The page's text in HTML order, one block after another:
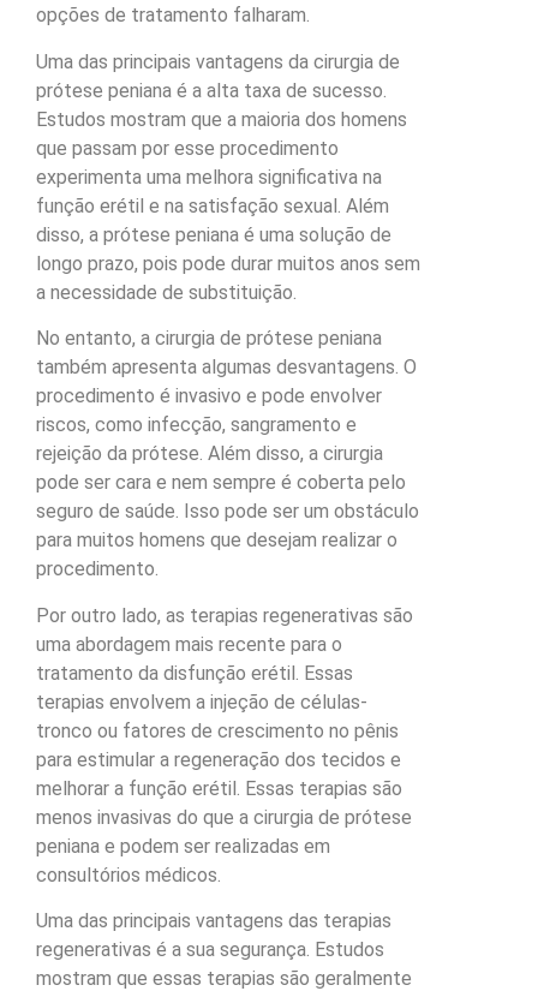
opções de tratamento falharam.
Uma das principais vantagens da cirurgia de
prótese peniana é a alta taxa de sucesso.
Estudos mostram que a maioria dos homens
que passam por esse procedimento
experimenta uma melhora significativa na
função erétil e na satisfação sexual. Além
disso, a prótese peniana é uma solução de
longo prazo, pois pode durar muitos anos sem
a necessidade de substituição.
No entanto, a cirurgia de prótese peniana
também apresenta algumas desvantagens. O
procedimento é invasivo e pode envolver
riscos, como infecção, sangramento e
rejeição da prótese. Além disso, a cirurgia
pode ser cara e nem sempre é coberta pelo
seguro de saúde. Isso pode ser um obstáculo
para muitos homens que desejam realizar o
procedimento.
Por outro lado, as terapias regenerativas são
uma abordagem mais recente para o
tratamento da disfunção erétil. Essas
terapias envolvem a injeção de células-
tronco ou fatores de crescimento no pênis
para estimular a regeneração dos tecidos e
melhorar a função erétil. Essas terapias são
menos invasivas do que a cirurgia de prótese
peniana e podem ser realizadas em
consultórios médicos.
Uma das principais vantagens das terapias
regenerativas é a sua segurança. Estudos
mostram que essas terapias são geralmente